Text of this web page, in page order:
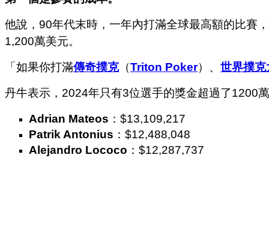
他說，90年代末時，一年內打滿全球最高額的比賽
1,200萬美元。
「如果你打滿傳奇撲克（Triton Poker）、 世界撲克
丹牛表示，2024年只有3位選手的獎金超過了1200
Adrian Mateos ：$13,109,217
Patrik Antonius ：$12,488,048
Alejandro Lococo ：$12,287,737